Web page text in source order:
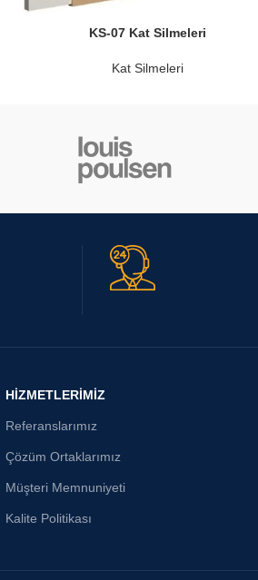
KS-07 Kat Silmeleri
Kat Silmeleri
HİZMETLERİMİZ
Referanslarımız
Çözüm Ortaklarımız
Müşteri Memnuniyeti
Kalite Politikası